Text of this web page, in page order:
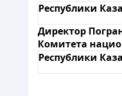
Республики
Директор
Комитета
Республики